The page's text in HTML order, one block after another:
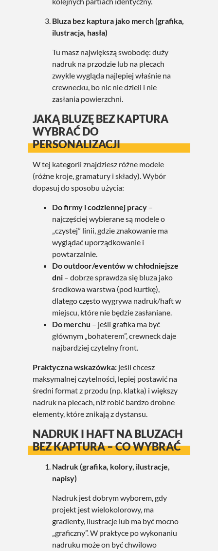
Bluza bez kaptura jako merch (grafika,
ilustracja, hasła)
Tu masz największą swobodę: duży
nadruk na przodzie lub na plecach
zwykle wygląda najlepiej właśnie na
crewnecku, bo nic nie dzieli i nie
zasłania powierzchni.
JAKĄ BLUZĘ BEZ KAPTURA
WYBRAĆ DO
PERSONALIZACJI
W tej kategorii znajdziesz różne modele
(różne kroje, gramatury i składy). Wybór
dopasuj do sposobu użycia:
Do firmy i codziennej pracy –
najczęściej wybierane są modele o
„czystej” linii, gdzie znakowanie ma
wyglądać uporządkowanie i
powtarzalnie.
Do outdoor/eventów w chłodniejsze
dni – dobrze sprawdza się bluza jako
środkowa warstwa (pod kurtkę),
dlatego często wygrywa nadruk/haft w
miejscu, które nie będzie zasłaniane.
Do merchu – jeśli grafika ma być
głównym „bohaterem”, crewneck daje
najbardziej czytelny front.
Praktyczna wskazówka: jeśli chcesz
maksymalnej czytelności, lepiej postawić na
średni format z przodu (np. klatka) i większy
nadruk na plecach, niż robić bardzo drobne
elementy, które znikają z dystansu.
NADRUK I HAFT NA BLUZACH
BEZ KAPTURA – CO WYBRAĆ
Nadruk (grafika, kolory, ilustracje,
napisy)
Nadruk jest dobrym wyborem, gdy
projekt jest wielokolorowy, ma
gradienty, ilustracje lub ma być mocno
„graficzny”. W praktyce po wykonaniu
nadruku może on być chwilowo